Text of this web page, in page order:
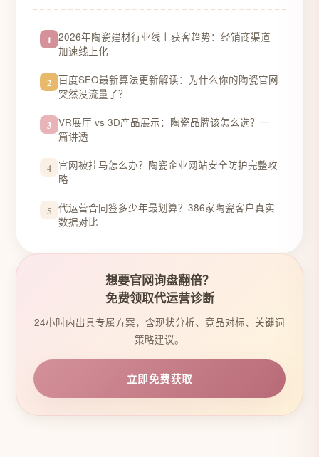
1 2026年陶瓷建材行业线上获客趋势：经销商渠道
加速线上化
2 百度SEO最新算法更新解读：为什么你的陶瓷官网
突然没流量了？
3 VR展厅 vs 3D产品展示：陶瓷品牌该怎么选？一
篇讲透
4 官网被挂马怎么办？陶瓷企业网站安全防护完整攻
略
5 代运营合同签多少年最划算？386家陶瓷客户真实
数据对比
想要官网询盘翻倍？
免费领取代运营诊断
24小时内出具专属方案，含现状分析、竞品对标、关键词
策略建议。
立即免费获取